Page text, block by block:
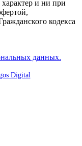
и ни при
кодекса
данных.
Digital